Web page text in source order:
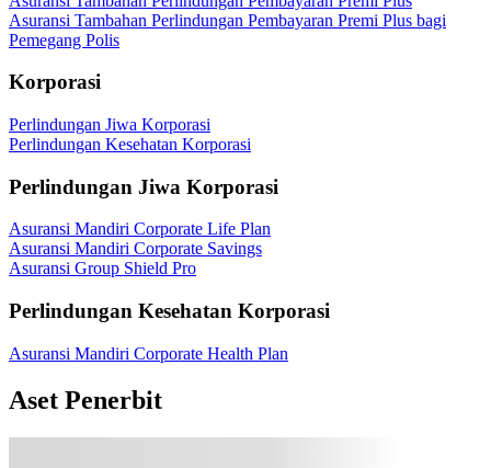
Asuransi Tambahan Perlindungan Pembayaran Premi Plus bagi
Pemegang Polis
Korporasi
Perlindungan Jiwa Korporasi
Perlindungan Kesehatan Korporasi
Perlindungan Jiwa Korporasi
Asuransi Mandiri Corporate Life Plan
Asuransi Mandiri Corporate Savings
Asuransi Group Shield Pro
Perlindungan Kesehatan Korporasi
Asuransi Mandiri Corporate Health Plan
Aset Penerbit